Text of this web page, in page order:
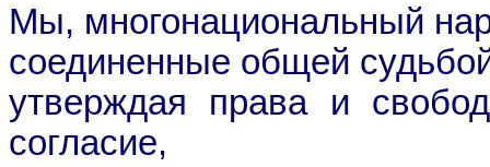
Мы, многонациональный
соединенные общей
утверждая права и
согласие,